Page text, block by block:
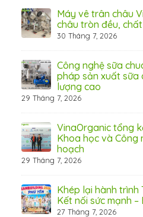
Máy vê trân châu
châu tròn đều,
30 Tháng 7, 2026
Công nghệ sữa
pháp sản xuất sữa
lượng cao
29 Tháng 7, 2026
VinaOrganic tổng
Khoa học và Công
hoạch
29 Tháng 7, 2026
Khép lại hành trình
Kết nối sức mạnh
27 Tháng 7, 2026